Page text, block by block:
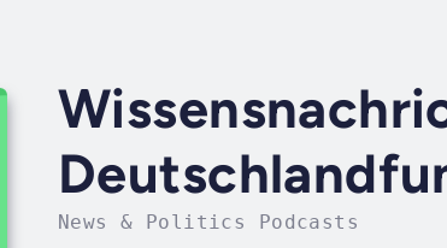
News & Politics Podcasts